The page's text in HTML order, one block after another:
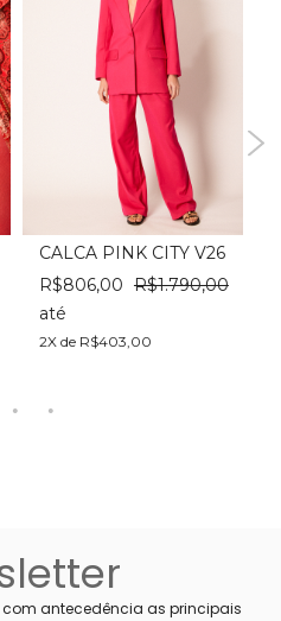
CALCA PINK CITY V26
R$806,00 R$1.790,00
até
2X de R$403,00
antecedência as principais